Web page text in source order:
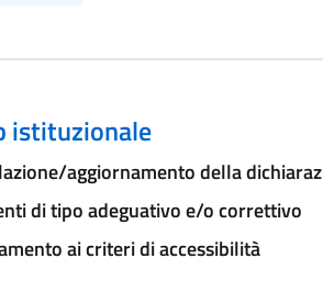
istituzionale
aggiornamento della
di tipo adeguativo e/o correttivo
ai criteri di accessibilità